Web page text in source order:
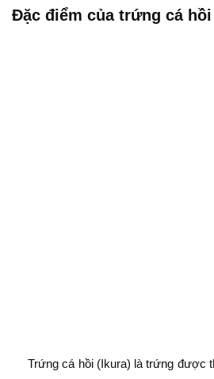
Đặc điểm của trứng cá hồi
Trứng cá hồi (Ikura) là trứng được